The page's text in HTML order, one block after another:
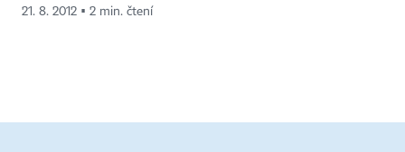
21. 8. 2012 ▪ 2 min. čtení